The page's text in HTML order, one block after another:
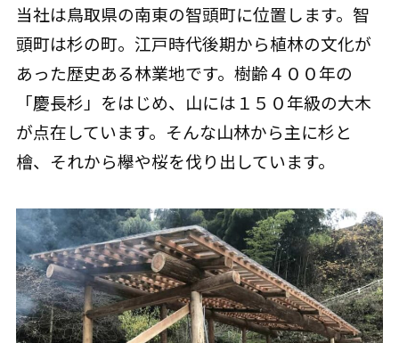
当社は鳥取県の南東の智頭町に位置します。智
頭町は杉の町。江戸時代後期から植林の文化が
あった歴史ある林業地です。樹齢４００年の
「慶長杉」をはじめ、山には１５０年級の大木
が点在しています。そんな山林から主に杉と
檜、それから欅や桜を伐り出しています。